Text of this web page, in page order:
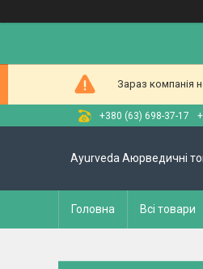
Зараз компанія
+380 (63) 698-37-17
Ayurveda Аюрведичні
Головна Всі товари